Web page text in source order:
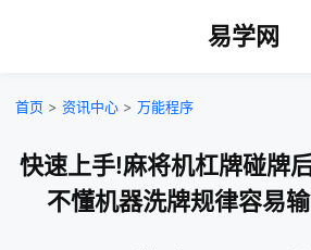
易学网
首页 > 资讯中心 > 万能程序
快速上手!麻将机杠牌碰牌
不懂机器洗牌规律容易